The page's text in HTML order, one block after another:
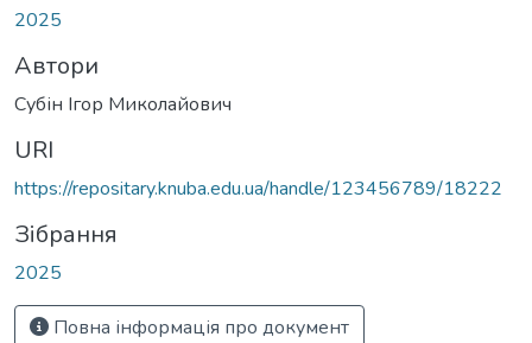
2025
Автори
Субін Ігор Миколайович
URI
https://repositary.knuba.edu.ua/handle/123456789/18222
Зібрання
2025
Повна інформація про документ